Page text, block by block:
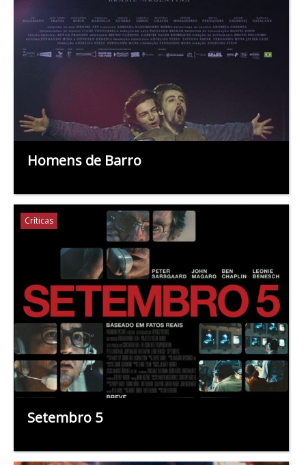
Homens de Barro
Críticas
Setembro 5